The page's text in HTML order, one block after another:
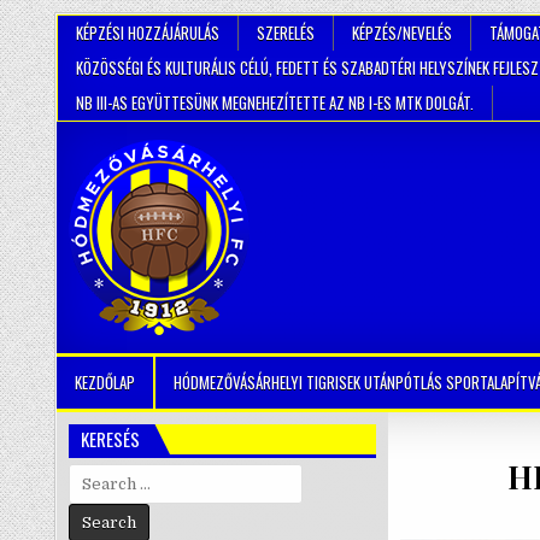
KÉPZÉSI HOZZÁJÁRULÁS SZERELÉS KÉPZÉS/NEVELÉS
KÖZÖSSÉGI ÉS KULTURÁLIS CÉLÚ, FEDETT ÉS SZABADTÉRI HELYSZÍNEK
NB III-AS EGYÜTTESÜNK MEGNEHEZÍTETTE AZ NB I-ES MTK DOLGÁT.
KEZDŐLAP HÓDMEZŐVÁSÁRHELYI TIGRISEK UTÁNPÓTLÁS
KERESÉS
Search
for: